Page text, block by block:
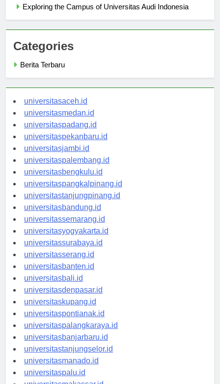
Categories
universitasaceh.id
universitasmedan.id
universitaspadang.id
universitaspekanbaru.id
universitasjambi.id
universitaspalembang.id
universitasbengkulu.id
universitaspangkalpinang.id
universitastanjungpinang.id
universitasbandung.id
universitassemarang.id
universitasyogyakarta.id
universitassurabaya.id
universitasserang.id
universitasbanten.id
universitasbali.id
universitasdenpasar.id
universitaskupang.id
universitaspontianak.id
universitaspalangkaraya.id
universitasbanjarbaru.id
universitastanjungselor.id
universitasmanado.id
universitaspalu.id